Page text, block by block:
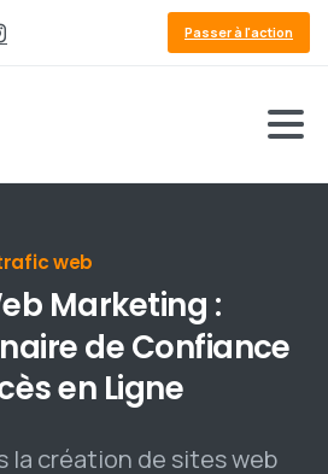
Passer à l'action
Marketing :
deConfiance
en Ligne
la création de sites web